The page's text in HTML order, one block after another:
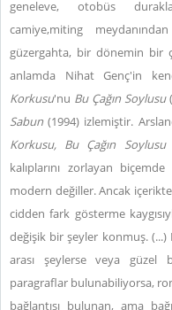
geneleve, otobüs
camiye,miting
güzergahta, bir dönemin bir
anlamda Nihat Genç'in
Korkusu'nu Bu Çağın Soylusu
Sabun (1994) izlemiştir.
Korkusu, Bu Çağın
kalıplarını zorlayan
modern değiller. Ancak
cidden fark gösterme
değişik bir şeyler konmuş. (...)
arası şeylerse veya güzel
paragraflar bulunabiliyorsa,
bağlantısı bulunan, ama